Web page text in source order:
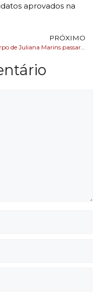
aprovados na
PRÓXIMO
Corpo de Juliana Marins passará por nova autópsia no Brasil